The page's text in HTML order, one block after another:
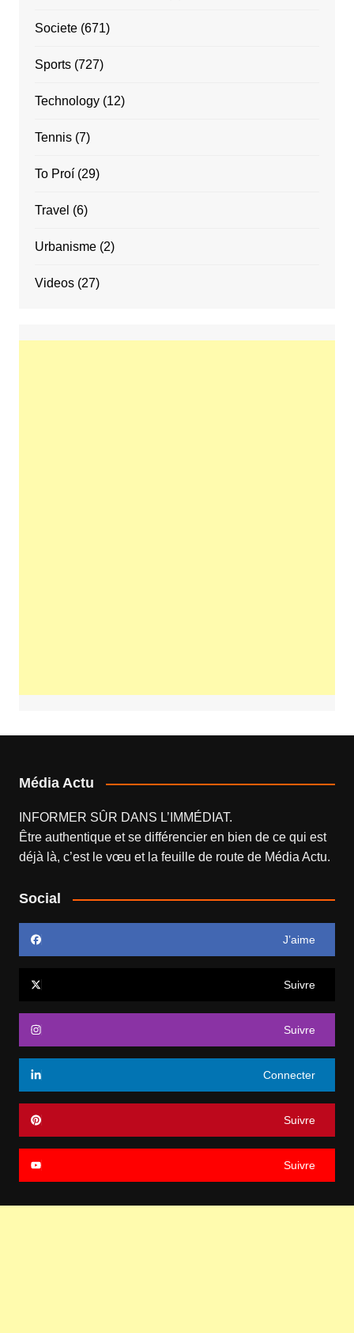
Societe(671)
Sports(727)
Technology(12)
Tennis(7)
To Proí(29)
Travel (6)
Urbanisme(2)
Videos(27)
Média Actu
INFORMER SÛR DANS L’IMMÉDIAT.
Être authentique et se différencier en bien de ce qui est
déjà là, c’est le vœu et la feuille de route de Média Actu.
Social
J’aime
Suivre
Suivre
Connecter
Suivre
Suivre